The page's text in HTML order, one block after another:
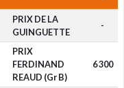
PRIX DE LA
GUINGUETTE
-
PRIX
FERDINAND
REAUD (Gr B)
6 300